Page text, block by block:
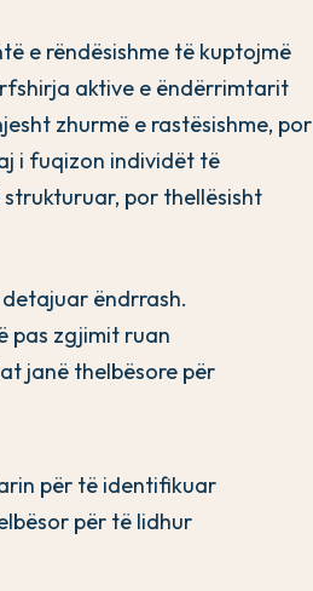
e rëndësishme të kuptojmë
aktive e ëndërrimtarit
zhurmë e rastësishme, por
i fuqizon individët të
por thellësisht
ëndrrash.
pas zgjimit ruan
janë thelbësore për
për të identifikuar
për të lidhur